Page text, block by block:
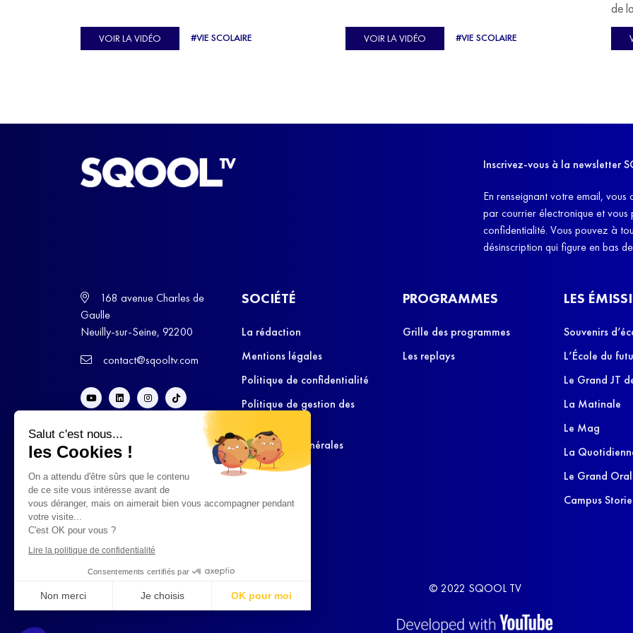
Salut c'est nous...
les Cookies !
On a attendu d'être sûrs que le contenu
de ce site vous intéresse avant de
vous déranger, mais on aimerait bien vous accompagner pendant
votre visite...
C'est OK pour vous ?
Lire la politique de confidentialité
Consentements certifiés par
Non merci Je choisis OK pour moi
Ulysse Soriano, vice-champion d'Europe de Horse-
ball, qui a failli abandonner ses études avant de
VOIR LA VIDÉO #VIE SCOLAIRE
C'est l'histoire de nombreux réfugiés, et notamment
celle de Lisa Machukha, que nous vous proposons de
VOIR LA VIDÉO #VIE SCOLAIRE
de
Inscrivez-vous à la newsletter
En renseignant votre email,
par courrier électronique et
confidentialité. Vous pouvez à
désinscription qui figure en bas
168 avenue Charles de
Gaulle
Neuilly-sur-Seine, 92200
contact@sqooltv.com
SOCIÉTÉ
La rédaction
Mentions légales
Politique de confidentialité
Politique de gestion des
Conditions Générales
d’Utilisation
PROGRAMMES
Grille des programmes
Les replays
LES
Souvenirs
L’École du
Le Grand JT
La Matinale
Le Mag
La
Le Grand Oral
Campus
© 2022 SQOOL TV